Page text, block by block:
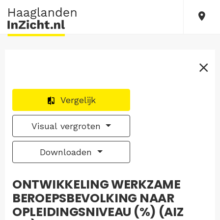
Vergelijk
Visual vergroten
Downloaden
ONTWIKKELING WERKZAME
BEROEPSBEVOLKING NAAR
OPLEIDINGSNIVEAU (%) (AIZ